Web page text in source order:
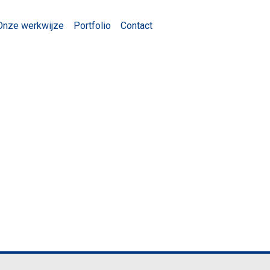
werkwijze Portfolio Contact